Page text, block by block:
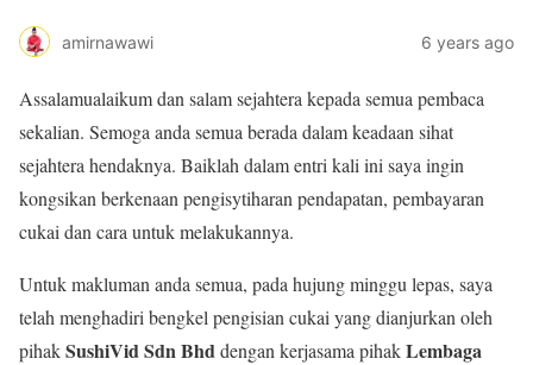
amirnawawi 6 years ago
Assalamualaikum dan salam sejahtera kepada semua pembaca
sekalian. Semoga anda semua berada dalam keadaan sihat
sejahtera hendaknya. Baiklah dalam entri kali ini saya ingin
kongsikan berkenaan pengisytiharan pendapatan, pembayaran
cukai dan cara untuk melakukannya.
Untuk makluman anda semua, pada hujung minggu lepas, saya
telah menghadiri bengkel pengisian cukai yang dianjurkan oleh
pihakSushiVid Sdn Bhddengan kerjasama pihakLembaga